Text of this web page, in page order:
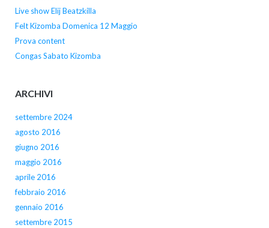
Live show Elij Beatzkilla
Felt Kizomba Domenica 12 Maggio
Prova content
Congas Sabato Kizomba
ARCHIVI
settembre 2024
agosto 2016
giugno 2016
maggio 2016
aprile 2016
febbraio 2016
gennaio 2016
settembre 2015